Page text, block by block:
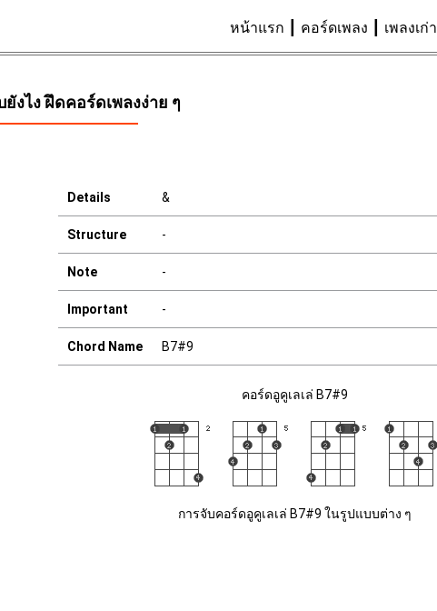
หน้าแรก คอร์ดเพลง เพลงเก่า
งไง ฝึดคอร์ดเพลงง่าย ๆ
Details &
Structure -
Note -
Important -
Chord Name B7#9
คอร์ดอูคูเลเล่ B7#9
การจับคอร์ดอูคูเลเล่ B7#9 ในรูปแบบต่าง ๆ